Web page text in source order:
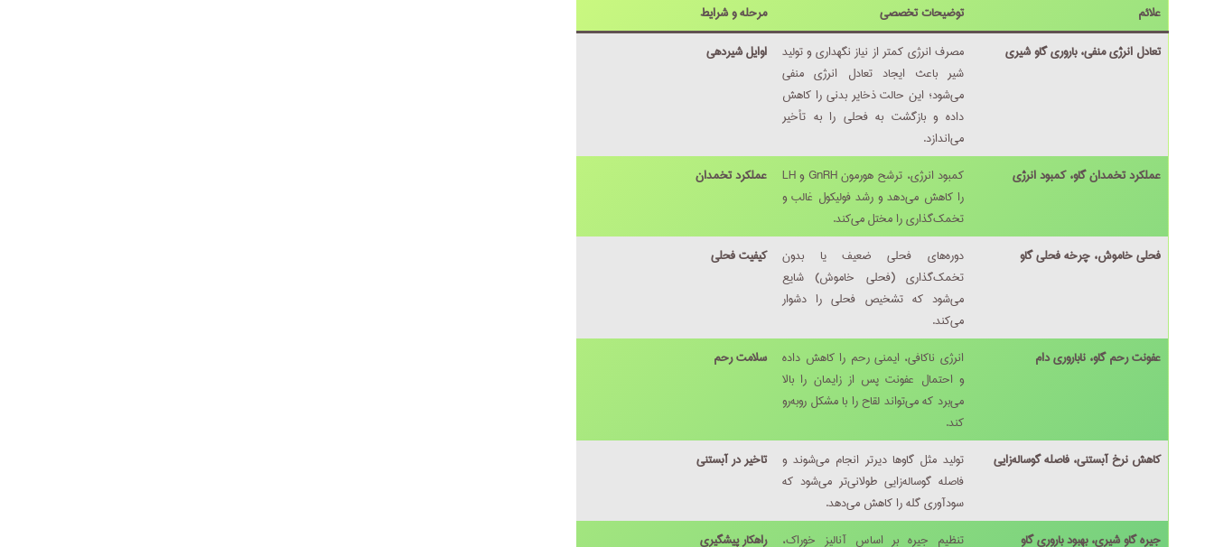
علائم توضیحات تخصصی
مرحله و شرایط
تعادل انرژی منفی، باروری گاو شیری
مصرف انرژی کمتر از نیاز نگهداری و تولید
شیر باعث ایجاد تعادل انرژی منفی
می‌شود؛ این حالت ذخایر بدنی را کاهش
داده و بازگشت به فحلی را به تأخیر
می‌اندازد.
اوایل شیردهی
عملکرد تخمدان گاو، کمبود انرژی
کمبود انرژی، ترشح هورمون GnRH و LH
را کاهش می‌دهد و رشد فولیکول غالب و
تخمک‌گذاری را مختل می‌کند.
عملکرد تخمدان
فحلی خاموش، چرخه فحلی گاو
دوره‌های فحلی ضعیف یا بدون
تخمک‌گذاری (فحلی خاموش) شایع
می‌شود که تشخیص فحلی را دشوار
می‌کند.
کیفیت فحلی
عفونت رحم گاو، ناباروری دام
انرژی ناکافی، ایمنی رحم را کاهش داده
و احتمال عفونت پس از زایمان را بالا
می‌برد که می‌تواند لقاح را با مشکل روبه‌رو
کند.
سلامت رحم
کاهش نرخ آبستنی، فاصله گوساله‌زایی
تولید مثل گاوها دیرتر انجام می‌شوند و
فاصله گوساله‌زایی طولانی‌تر می‌شود که
سودآوری گله را کاهش می‌دهد.
تاخیر در آبستنی
جیره گاو شیری، بهبود باروری گاو تنظیم جیره بر اساس آنالیز خوراک، راهکار پیشگیری